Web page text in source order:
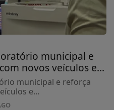
municipal e
novos veículos e...
municipal e reforça
e...